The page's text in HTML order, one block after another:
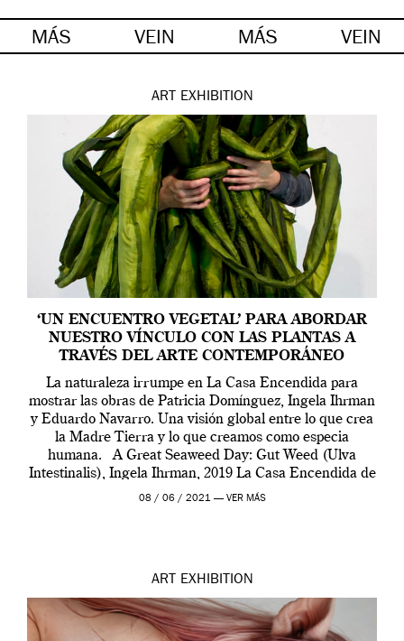
MÁS VEIN MÁS VEIN
ART EXHIBITION
‘UN ENCUENTRO VEGETAL’ PARA ABORDAR
NUESTRO VÍNCULO CON LAS PLANTAS A
TRAVÉS DEL ARTE CONTEMPORÁNEO
La naturaleza irrumpe en La Casa Encendida para
mostrar las obras de Patricia Domínguez, Ingela Ihrman
y Eduardo Navarro. Una visión global entre lo que crea
la Madre Tierra y lo que creamos como especia
humana. A Great Seaweed Day: Gut Weed (Ulva
Intestinalis), Ingela Ihrman, 2019 La Casa Encendida de
Madrid y la Wellcome […]
08 / 06 / 2021 — VER MÁS
ART EXHIBITION